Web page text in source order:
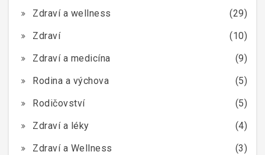
Zdraví a wellness
(29)
Zdraví
(10)
Zdraví a medicína
(9)
Rodina a výchova
(5)
Rodičovství
(5)
Zdraví a léky
(4)
Zdraví a Wellness
(3)